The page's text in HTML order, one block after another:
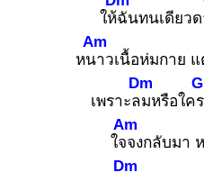
ให้ฉันทนเดียว
หนา
Am
วเนื้อห่มกาย
เพราะลม
Dm
หรือใคร
G
ใจจ
Am
งกลับมา
Dm